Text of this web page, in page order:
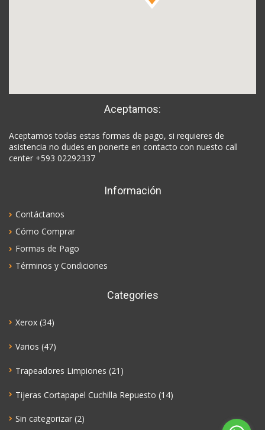
Aceptamos:
Aceptamos todas estas formas de pago, si requieres de
asistencia no dudes en ponerte en contacto con nuesto call
center +593 02292337
Información
Contáctanos
Cómo Comprar
Formas de Pago
Términos y Condiciones
Categories
Xerox (34)
Varios (47)
Trapeadores Limpiones (21)
Tijeras Cortapapel Cuchilla Repuesto (14)
Sin categorizar (2)